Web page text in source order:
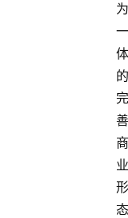
为
一
体
的
完
善
商
业
形
态